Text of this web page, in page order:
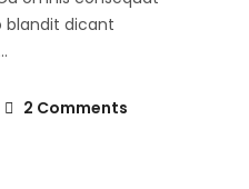
blandit dicant
2 Comments